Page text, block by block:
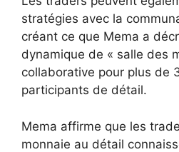
stratégies avec la
créant ce que Mema a
dynamique de « salle des
collaborative pour plus de
participants de détail.
Mema affirme que les
monnaie au détail